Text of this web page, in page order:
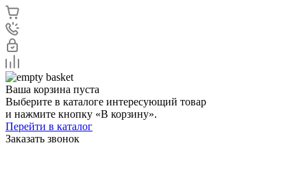
Ваша корзина пуста
Выберите в каталоге интересующий товар
и нажмите кнопку «В корзину».
Перейти в каталог
Заказать звонок